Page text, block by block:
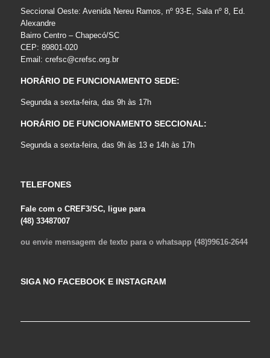
Seccional Oeste: Avenida Nereu Ramos, nº 93-E, Sala nº 8, Ed.
Alexandre
Bairro Centro – Chapecó/SC
CEP: 89801-020
Email: crefsc@crefsc.org.br
HORÁRIO DE FUNCIONAMENTO SEDE:
Segunda a sexta-feira, das 9h às 17h
HORÁRIO DE FUNCIONAMENTO SECCIONAL:
Segunda a sexta-feira, das 9h às 13 e 14h às 17h
TELEFONES
Fale com o CREF3/SC, ligue para
(48) 33487007
ou envie mensagem de texto para o whatsapp (48)99616-2644
SIGA NO FACEBOOK E INSTAGRAM